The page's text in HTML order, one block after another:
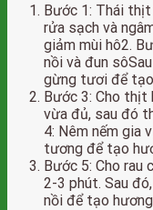
Bước 1: Thái
rửa sạch và
giảm mùi hô2.
nồi và đun
gừng tươi để
Bước 3: Cho
vừa đủ, sau đó
4: Nêm nếm gia
tương để tạo
Bước 5: Cho rau
2-3 phút. Sau
nồi để tạo